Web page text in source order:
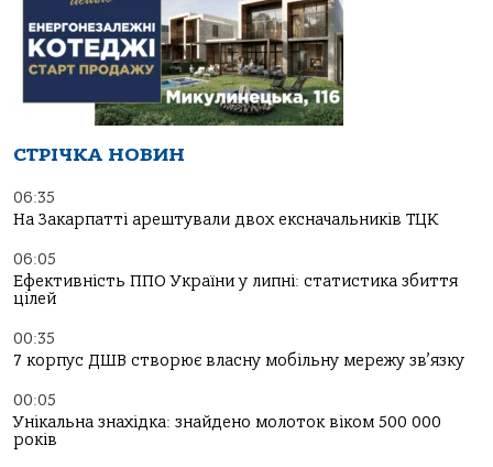
СТРІЧКА НОВИН
06:35
На Закарпатті арештували двох ексначальників ТЦК
06:05
Ефективність ППО України у липні: статистика збиття
цілей
00:35
7 корпус ДШВ створює власну мобільну мережу зв’язку
00:05
Унікальна знахідка: знайдено молоток віком 500 000
років